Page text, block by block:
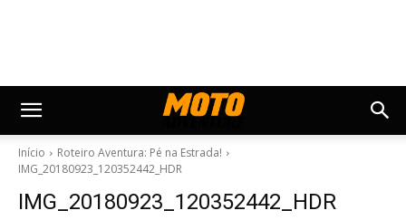
Início
Roteiro Aventura: Pé na Estrada!
IMG_20180923_120352442_HDR
IMG_20180923_120352442_HDR